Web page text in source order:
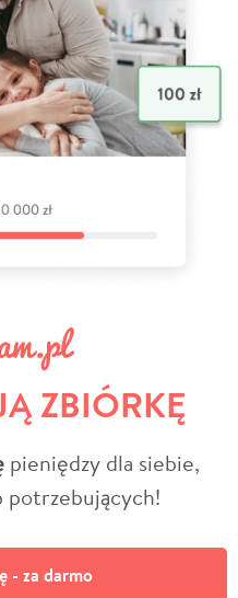
ZBIÓRKĘ
pieniędzy dla siebie,
potrzebujących!
- za darmo